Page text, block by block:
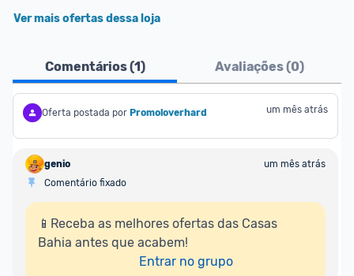
Ver mais ofertas dessa loja
Comentários (1) Avaliações (0)
Oferta postada por Promoloverhard um mês atrás
genio
um mês atrás
Comentário fixado
📱Receba as melhores ofertas das Casas
Bahia antes que acabem!
Entrar no grupo